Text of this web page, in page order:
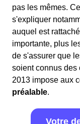
pas les mêmes.
s'expliquer
auquel est
importante, plus
de s'assurer que
soient connus des
2013 impose aux
préalable.
Votre